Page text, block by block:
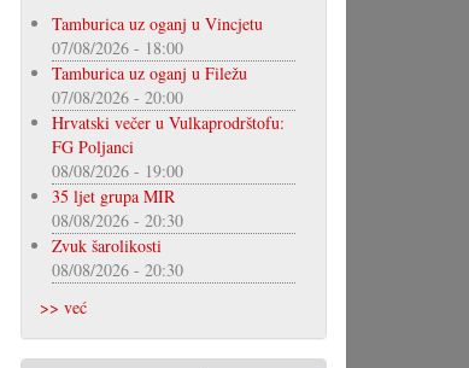
Tamburica uz oganj u Vincjetu
07/08/2026 - 18:00
Tamburica uz oganj u Filežu
07/08/2026 - 20:00
Hrvatski večer u Vulkaprodrštofu:
FG Poljanci
08/08/2026 - 19:00
35 ljet grupa MIR
08/08/2026 - 20:30
Zvuk šarolikosti
08/08/2026 - 20:30
>> već